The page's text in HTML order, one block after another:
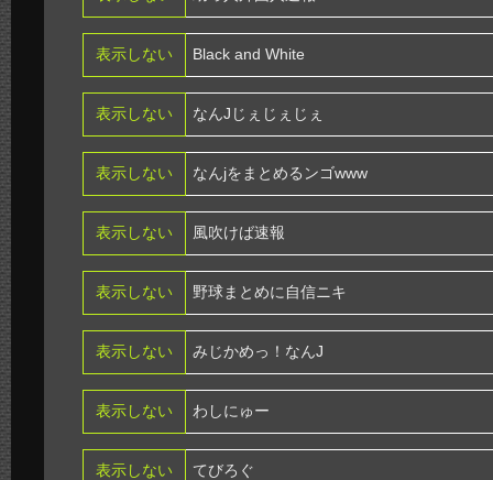
表示しない Black and White
表示しない なんJじぇじぇじぇ
表示しない なんjをまとめるンゴwww
表示しない 風吹けば速報
表示しない 野球まとめに自信ニキ
表示しない みじかめっ！なんJ
表示しない わしにゅー
表示しない てびろぐ